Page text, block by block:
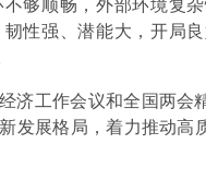
够顺畅，外部环境复
性强、潜能大，开局
济工作会议和全国两会
发展格局，着力推动